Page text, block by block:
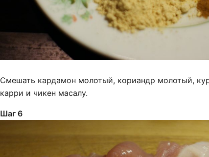
Смешать кардамон молотый, кориандр молотый,
карри и чикен масалу.
Шаг 6